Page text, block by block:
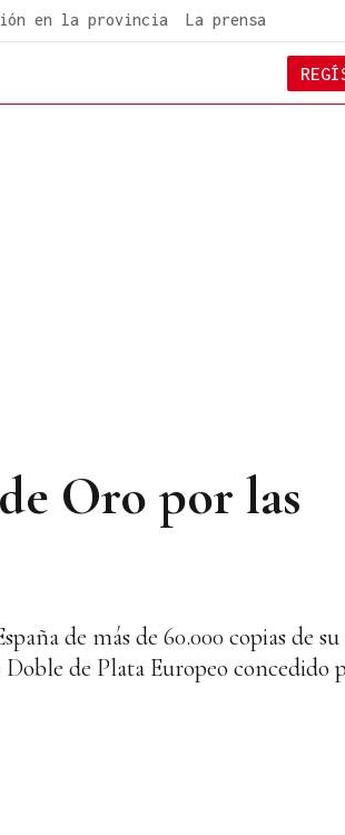
en la provincia La prensa
Oro por las
de más de 60.000 copias de
de Plata Europeo concedido